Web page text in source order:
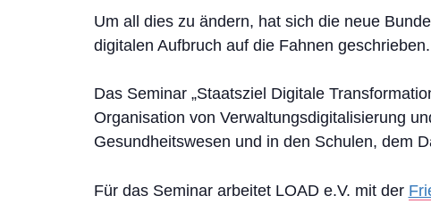
Um all dies zu ändern, hat sich die neue
digitalen Aufbruch auf die Fahnen geschrieben.
Das Seminar „Staatsziel Digitale
Organisation von Verwaltungsdigitalisierung
Gesundheitswesen und in den Schulen, dem
Für das Seminar arbeitet LOAD e.V. mit der